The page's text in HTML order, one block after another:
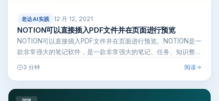
老达AI实践 12 月 12, 2021
NOTION可以直接插入PDF文件并在页面进行预览
NOTION可以直接插入PDF文件并在页面进行预览。NOTION是一
款非常强大的笔记软件，是一款非常强大的笔记、任务、知识整理
3 分钟 阅读